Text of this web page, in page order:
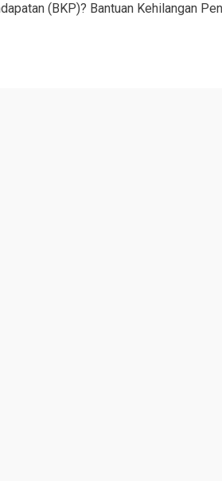
(BKP)? Bantuan Kehilangan